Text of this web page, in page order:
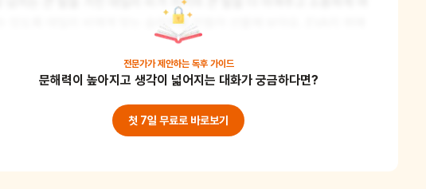
있도록 데일리 비에게 맞는 슬리퍼를 만들어 선물해 보아요. EVA지 위에
이의 발을 따라 그린 후 잘라 밑창을 준비해 주세요. 슬리퍼 윗부분이 될 곳
당한 크기로 잘라주세요. 슬리퍼 윗부분과 밑부분을 꿰맬 수 있도록 펀치로
을 뚫어주세요. 어린이는 신발 끈으로 구멍을 연결하며 슬리퍼를 완성해 줍
. 슬리퍼 위에 그림을 그리거나 스티커를 붙여 꾸며주세요. 실 꿰기를 하며
력과 정교한 소근육 움직임을 기를 수 있어요.
전문가가 제안하는 독후 가이드
문해력이 높아지고 생각이 넓어지는 대화가 궁금하다면?
첫 7일 무료로 바로보기